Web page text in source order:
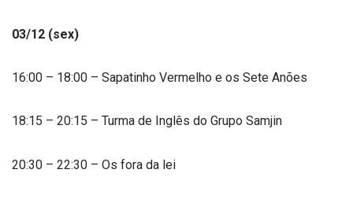
03/12 (sex)
16:00 – 18:00 – Sapatinho Vermelho e os Sete Anões
18:15 – 20:15 – Turma de Inglês do Grupo Samjin
20:30 – 22:30 – Os fora da lei